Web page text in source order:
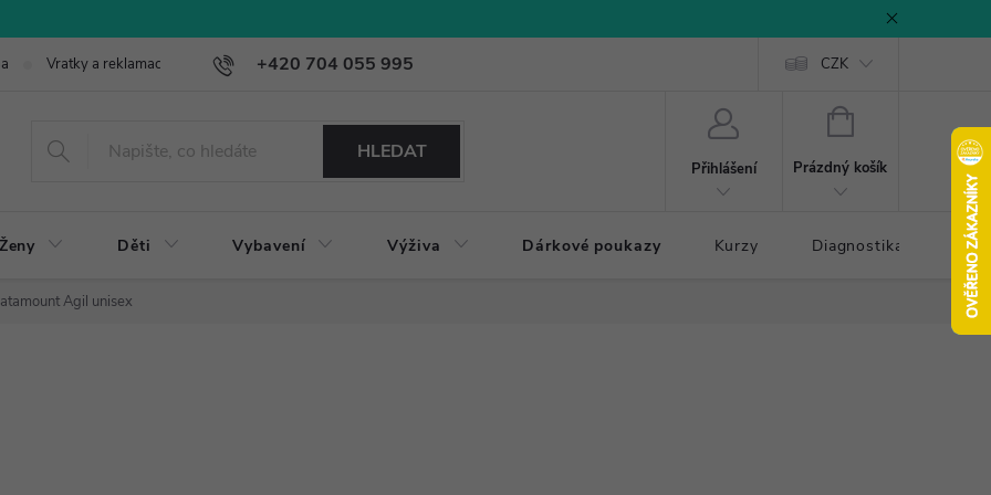
+420 704 055 995
Vratky a reklamace CZK
HLEDAT
Přihlášení
NÁKUPNÍ
Prázdný košík
Ženy Děti Vybavení Výživa Dárkové poukazy Kurzy Diagnostika došlapu
Agil unisex